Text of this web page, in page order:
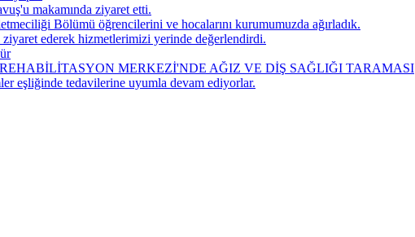
makamında ziyaret etti.
Bölümü öğrencilerini ve hocalarını kurumumuzda ağırladık.
ederek hizmetlerimizi yerinde değerlendirdi.
MERKEZİ'NDE AĞIZ VE DİŞ SAĞLIĞI TARAMASI
eşliğinde tedavilerine uyumla devam ediyorlar.